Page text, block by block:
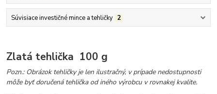
Súvisiace investičné mince a tehličky 2
Zlatá tehlička 100 g
Pozn.: Obrázok tehličky je len ilustračný, v prípade nedostupnosti
môže byť doručená tehlička od iného výrobcu v rovnakej kvalite.